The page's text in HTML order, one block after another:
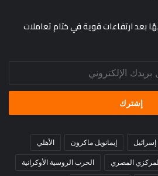
أسعار الذهب 30 جنيهًا بعد ارتفاعات قوية في ختام تعاملات
إسرائيل إيمانويل ماكرون الأهلي
المصري الحرب الروسية الأوكرانية